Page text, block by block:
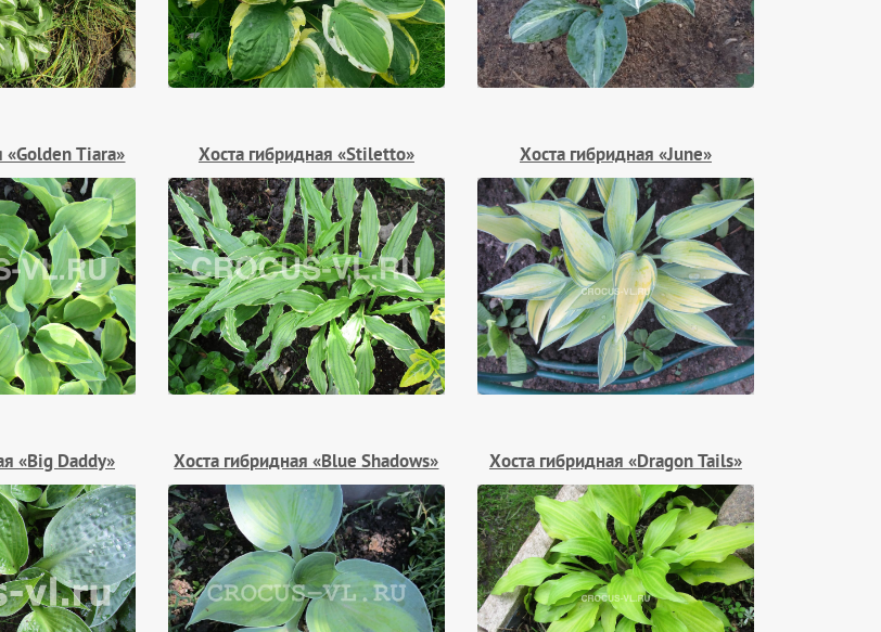
«Golden Tiara» Хоста гибридная «Stiletto» Хоста гибридная «June»
«Big Daddy» Хоста гибридная «Blue Shadows» Хоста гибридная «Dragon Tails»